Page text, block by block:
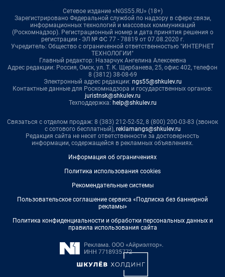
Сетевое издание «NGS55.RU» (18+)
Зарегистрировано Федеральной службой по надзору в сфере связи,
информационных технологий и массовых коммуникаций
(Роскомнадзор). Регистрационный номер и дата принятия решения о
регистрации - ЭЛ № ФС 77 - 78819 от 07.08.2020 г.
Учредитель: Общество с ограниченной ответственностью "ИНТЕРНЕТ
ТЕХНОЛОГИИ"
Главный редактор: Назарчук Ангелина Алексеевна
Адрес редакции: Россия, Омск, ул. Т. К. Щербанева, 25, офис 402, телефон
8 (3812) 38-08-69
Электронный адрес редакции: ngs55@shkulev.ru
Контактные данные для Роскомнадзора и государственных органов:
juristnsk@shkulev.ru
Техподдержка: help@shkulev.ru
Связаться с отделом продаж: 8 (383) 212-52-52, 8 (800) 200-03-83 (звонок
с сотового бесплатный), reklamangs@shkulev.ru
Редакция сайта не несет ответственности за достоверность
информации, содержащейся в рекламных объявлениях.
Информация об ограничениях
Политика использования cookies
Рекомендательные системы
Пользовательское соглашение сервиса «Подписка без баннерной
рекламы»
Политика конфиденциальности и обработки персональных данных и
правила использования сайта